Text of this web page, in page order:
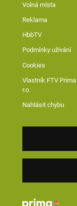
Volná místa
Reklama
HbbTV
Podmínky užívání
Cookies
Vlastník FTV
r.o.
Nahlásit chybu